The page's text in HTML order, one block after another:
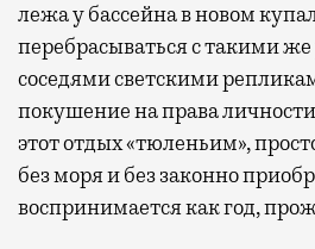
лежа у бассейна в новом
перебрасываться с такими
соседями светскими
покушение на права
этот отдых «тюленьим»,
без моря и без законно
воспринимается как год,